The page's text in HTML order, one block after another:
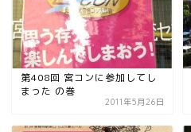
第408回 宮コンに参加してし
まった の巻
2011年5月26日